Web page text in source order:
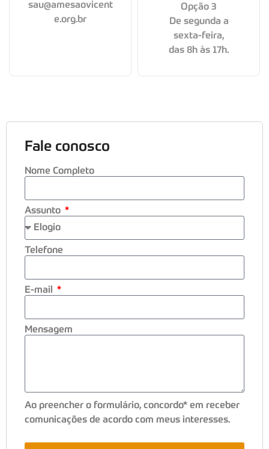
sau@amesaovicent
e.org.br
Opção 3
De segunda a
sexta-feira,
das 8h às 17h.
Fale conosco
Nome Completo
Assunto
Telefone
E-mail
Mensagem
Ao preencher o formulário, concordo* em receber
comunicações de acordo com meus interesses.